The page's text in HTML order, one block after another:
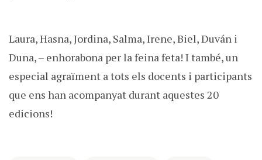
Laura, Hasna, Jordina, Salma, Irene, Biel, Duván i
Duna, – enhorabona per la feina feta! I també, un
especial agraïment a tots els docents i participants
que ens han acompanyat durant aquestes 20
edicions!